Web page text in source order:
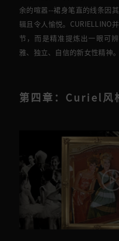
余的喧嚣--裙身笔直的线条因
辑且令人愉悦。CURIELLINO
节，而是精准提炼出一眼可
雅、独立、自信的新女性精神。
第四章：Curiel风